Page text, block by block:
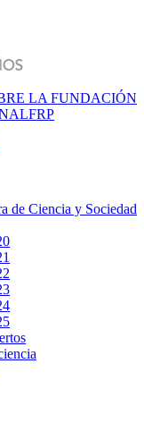
LA FUNDACIÓN
de Ciencia y Sociedad